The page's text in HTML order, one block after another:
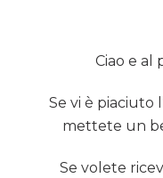
Ciao e al
Se vi è piaciuto
mettete un
Se volete